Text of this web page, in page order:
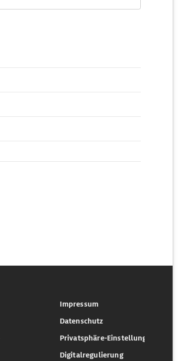
Impressum
Datenschutz
Privatsphäre-Einstellungen
Digitalregulierung